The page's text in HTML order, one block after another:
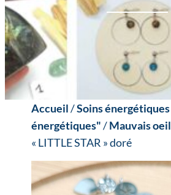
Accueil/Soins énergétiques
énergétiques"/Mauvais oeil
« LITTLE STAR » doré